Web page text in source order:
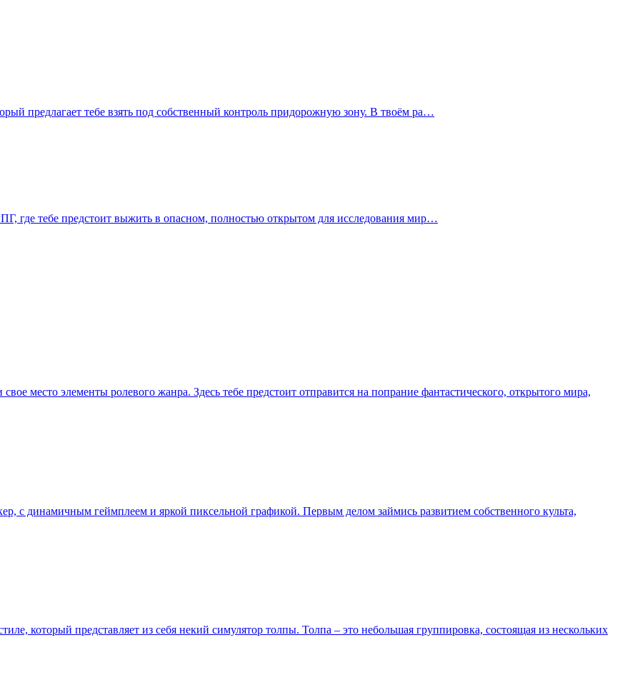
предлагает тебе взять под собственный контроль придорожную зону. В твоём ра…
где тебе предстоит выжить в опасном, полностью открытом для исследования мир…
место элементы ролевого жанра. Здесь тебе предстоит отправится на попрание фантастического, открытого мира,
с динамичным геймплеем и яркой пиксельной графикой. Первым делом займись развитием собственного культа,
который представляет из себя некий симулятор толпы. Толпа – это небольшая группировка, состоящая из нескольких